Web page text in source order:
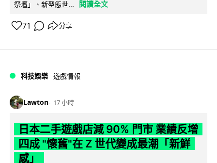
祭壇」、新型態世...
閱讀全文
71 分享
科技娛樂 遊戲情報
Lawton 17 小時
日本二手遊戲店減 90% 門市 業績反增
四成 "懷舊"在 Z 世代變成最潮「新鮮
感」